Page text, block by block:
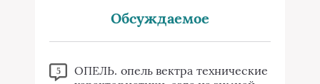
Обсуждаемое
5
ОПЕЛЬ. опель вектра технические